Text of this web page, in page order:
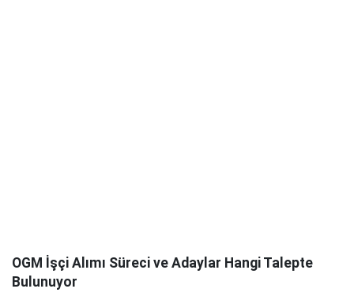
OGM İşçi Alımı Süreci ve Adaylar Hangi Talepte
Bulunuyor